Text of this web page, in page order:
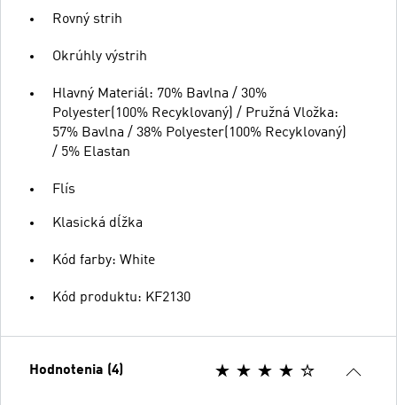
Rovný strih
Okrúhly výstrih
Hlavný Materiál: 70% Bavlna / 30%
Polyester(100% Recyklovaný) / Pružná Vložka:
57% Bavlna / 38% Polyester(100% Recyklovaný)
/ 5% Elastan
Flís
Klasická dĺžka
Kód farby: White
Kód produktu: KF2130
Hodnotenia (4)